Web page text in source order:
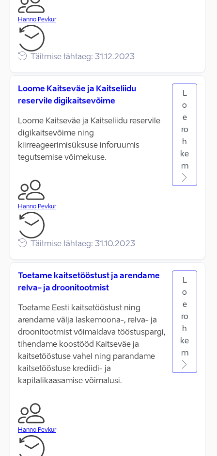
Hanno Pevkur
Täitmise tähtaeg: 31.12.2023
Loome Kaitseväe ja Kaitseliidu
reservile digikaitsevõime
Loome Kaitseväe ja Kaitseliidu reservile
digikaitsevõime ning
kiirreageerimisüksuse inforuumis
tegutsemise võimekuse.
Hanno Pevkur
Täitmise tähtaeg: 31.10.2023
L
o
e
ro
h
ke
m
Toetame kaitsetööstust ja arendame
relva- ja droonitootmist
Toetame Eesti kaitsetööstust ning
arendame välja laskemoona-, relva- ja
droonitootmist võimaldava tööstuspargi,
tihendame koostööd Kaitseväe ja
kaitsetööstuse vahel ning parandame
kaitsetööstuse krediidi- ja
kapitalikaasamise võimalusi.
Hanno Pevkur
L
o
e
ro
h
ke
m